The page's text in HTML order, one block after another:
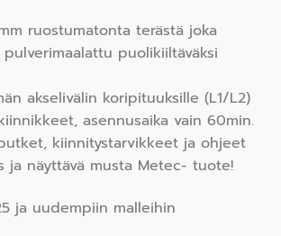
ruostumatonta terästä joka
puolikiiltäväksi
akselivälin koripituuksille (L1/L2)
asennusaika vain 60min.
kiinnitystarvikkeet ja ohjeet
ja näyttävä musta Metec- tuote!
ja uudempiin malleihin